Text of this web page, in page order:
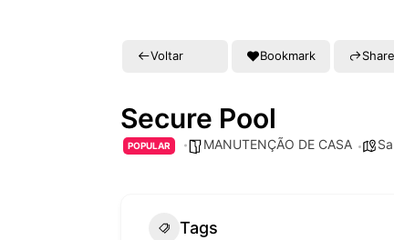
Voltar Bookmark Share
Secure Pool
POPULAR MANUTENÇÃO DE CASA
Tags